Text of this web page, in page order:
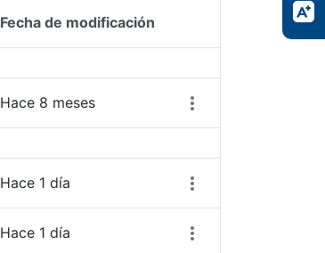
Fecha de modificación
Acciones del
Hace 8 meses
Hace 1 día
Hace 1 día